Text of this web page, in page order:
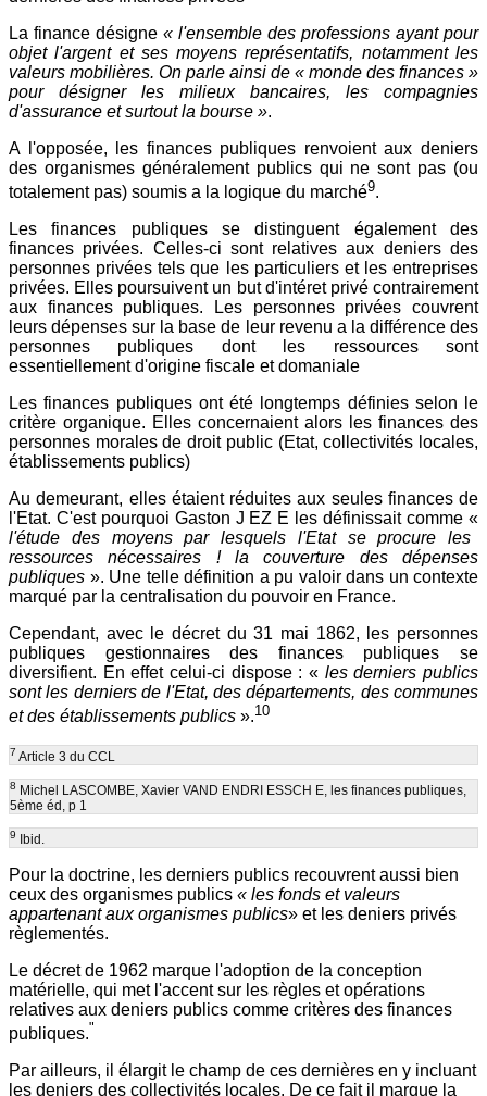
La finance désigne « l'ensemble des professions ayant pour
objet l'argent et ses moyens représentatifs, notamment les
valeurs mobilières. On parle ainsi de « monde des finances »
pour désigner les milieux bancaires, les compagnies
d'assurance et surtout la bourse ».
A l'opposée, les finances publiques renvoient aux deniers
des organismes généralement publics qui ne sont pas (ou
totalement pas) soumis a la logique du marché9.
Les finances publiques se distinguent également des
finances privées. Celles-ci sont relatives aux deniers des
personnes privées tels que les particuliers et les entreprises
privées. Elles poursuivent un but d'intéret privé contrairement
aux finances publiques. Les personnes privées couvrent
leurs dépenses sur la base de leur revenu a la différence des
personnes publiques dont les ressources sont
essentiellement d'origine fiscale et domaniale
Les finances publiques ont été longtemps définies selon le
critère organique. Elles concernaient alors les finances des
personnes morales de droit public (Etat, collectivités locales,
établissements publics)
Au demeurant, elles étaient réduites aux seules finances de
l'Etat. C'est pourquoi Gaston J EZ E les définissait comme «
l'étude des moyens par lesquels l'Etat se procure les
ressources nécessaires ! la couverture des dépenses
publiques ». Une telle définition a pu valoir dans un contexte
marqué par la centralisation du pouvoir en France.
Cependant, avec le décret du 31 mai 1862, les personnes
publiques gestionnaires des finances publiques se
diversifient. En effet celui-ci dispose : « les derniers publics
sont les derniers de l'Etat, des départements, des communes
et des établissements publics ».10
7 Article 3 du CCL
8 Michel LASCOMBE, Xavier VAND ENDRI ESSCH E, les finances publiques,
5ème éd, p 1
9 Ibid.
Pour la doctrine, les derniers publics recouvrent aussi bien
ceux des organismes publics « les fonds et valeurs
appartenant aux organismes publics» et les deniers privés
règlementés.
Le décret de 1962 marque l'adoption de la conception
matérielle, qui met l'accent sur les règles et opérations
relatives aux deniers publics comme critères des finances
publiques."
Par ailleurs, il élargit le champ de ces dernières en y incluant
les deniers des collectivités locales. De ce fait il marque la